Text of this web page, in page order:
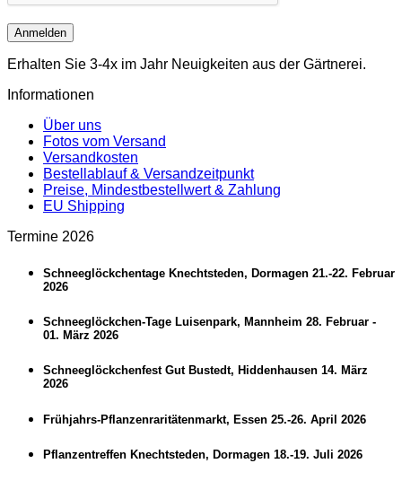
Anmelden
Erhalten Sie 3-4x im Jahr Neuigkeiten aus der Gärtnerei.
Informationen
Über uns
Fotos vom Versand
Versandkosten
Bestellablauf & Versandzeitpunkt
Preise, Mindestbestellwert & Zahlung
EU Shipping
Termine 2026
Schneeglöckchentage Knechtsteden, Dormagen 21.-22. Februar
2026
Schneeglöckchen-Tage Luisenpark, Mannheim 28. Februar -
01. März 2026
Schneeglöckchenfest Gut Bustedt, Hiddenhausen 14. März
2026
Frühjahrs-Pflanzenraritätenmarkt, Essen 25.-26. April 2026
Pflanzentreffen Knechtsteden, Dormagen 18.-19. Juli 2026